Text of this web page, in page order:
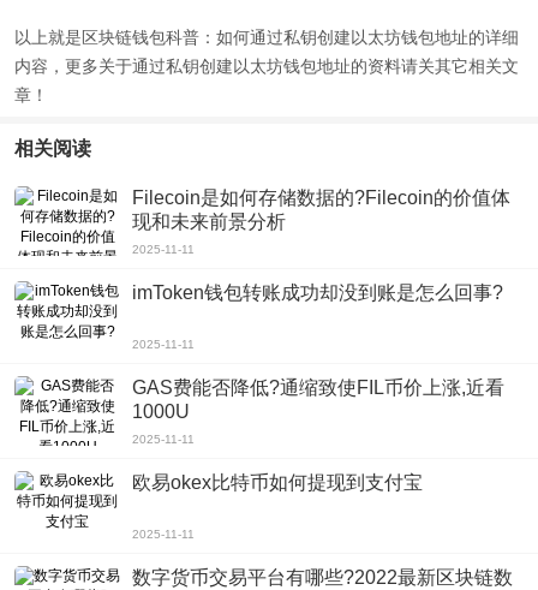
以上就是区块链钱包科普：如何通过私钥创建以太坊钱包地址的详细
内容，更多关于通过私钥创建以太坊钱包地址的资料请关其它相关文
章！
相关阅读
Filecoin是如何存储数据的?Filecoin的价值体
现和未来前景分析
2025-11-11
imToken钱包转账成功却没到账是怎么回事?
2025-11-11
GAS费能否降低?通缩致使FIL币价上涨,近看
1000U
2025-11-11
欧易okex比特币如何提现到支付宝
2025-11-11
数字货币交易平台有哪些?2022最新区块链数